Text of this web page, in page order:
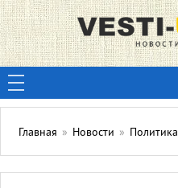
Главная » Новости » Политика